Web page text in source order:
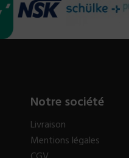
Notre société
Livraison
Mentions légales